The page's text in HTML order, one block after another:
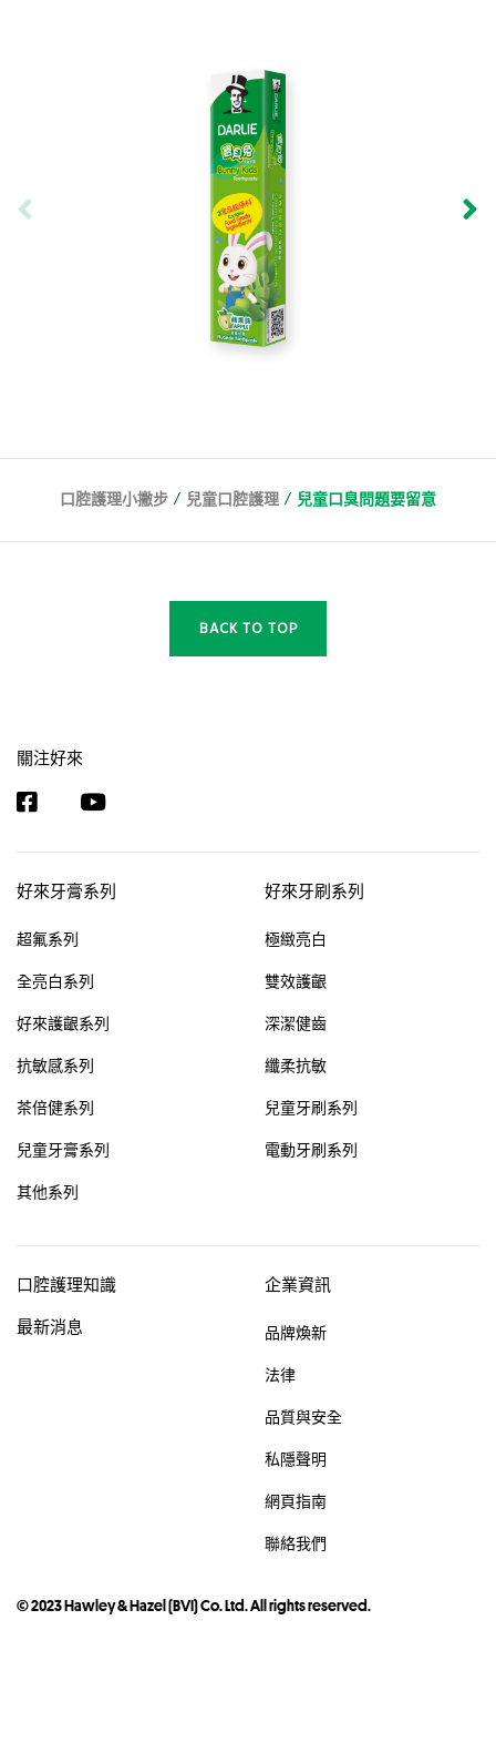
口腔護理小撇步 / 兒童口腔護理 / 兒童口臭問題要留意
BACK TO TOP
關注好來
好來牙膏系列
超氟系列
全亮白系列
好來護齦系列
抗敏感系列
茶倍健系列
兒童牙膏系列
其他系列
好來牙刷系列
極緻亮白
雙效護齦
深潔健齒
纖柔抗敏
兒童牙刷系列
電動牙刷系列
口腔護理知識
最新消息
企業資訊
品牌煥新
法律
品質與安全
私隱聲明
網頁指南
聯絡我們
© 2023 Hawley & Hazel (BVI) Co. Ltd. All rights reserved.